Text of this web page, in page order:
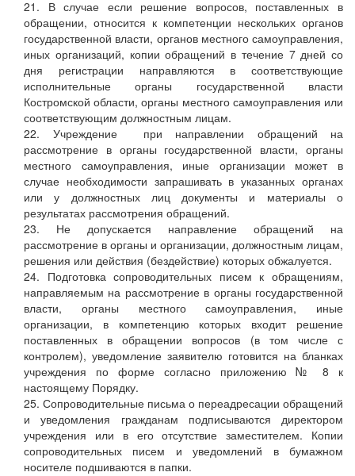
21. В случае если решение вопросов, поставленных в
обращении, относится к компетенции нескольких органов
государственной власти, органов местного самоуправления,
иных организаций, копии обращений в течение 7 дней со
дня регистрации направляются в соответствующие
исполнительные органы государственной власти
Костромской области, органы местного самоуправления или
соответствующим должностным лицам.
22. Учреждение при направлении обращений на
рассмотрение в органы государственной власти, органы
местного самоуправления, иные организации может в
случае необходимости запрашивать в указанных органах
или у должностных лиц документы и материалы о
результатах рассмотрения обращений.
23. Не допускается направление обращений на
рассмотрение в органы и организации, должностным лицам,
решения или действия (бездействие) которых обжалуется.
24. Подготовка сопроводительных писем к обращениям,
направляемым на рассмотрение в органы государственной
власти, органы местного самоуправления, иные
организации, в компетенцию которых входит решение
поставленных в обращении вопросов (в том числе с
контролем), уведомление заявителю готовится на бланках
учреждения по форме согласно приложению № 8 к
настоящему Порядку.
25. Сопроводительные письма о переадресации обращений
и уведомления гражданам подписываются директором
учреждения или в его отсутствие заместителем. Копии
сопроводительных писем и уведомлений в бумажном
носителе подшиваются в папки.